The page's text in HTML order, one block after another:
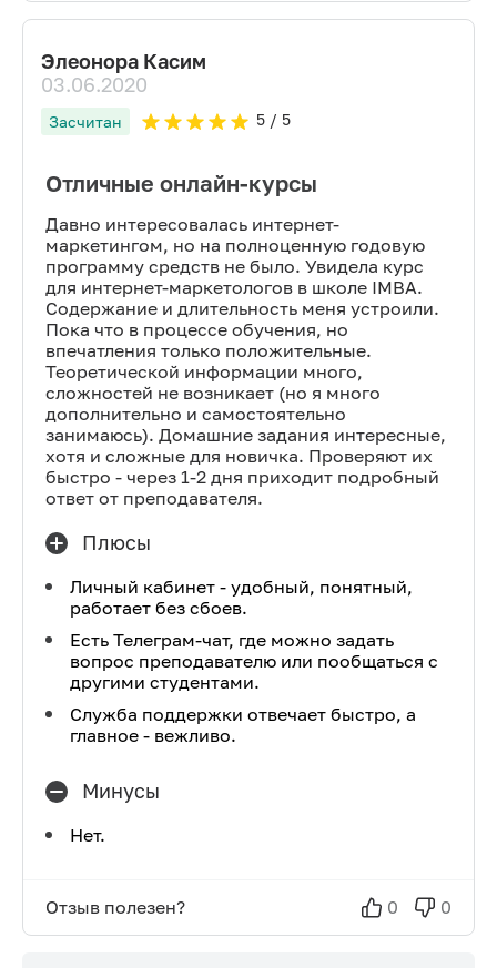
Элеонора Касим
03.06.2020
Засчитан 5/ 5
Отличные онлайн-курсы
Давно интересовалась интернет-
маркетингом, но на полноценную годовую
программу средств не было. Увидела курс
для интернет-маркетологов в школе IMBA.
Содержание и длительность меня устроили.
Пока что в процессе обучения, но
впечатления только положительные.
Теоретической информации много,
сложностей не возникает (но я много
дополнительно и самостоятельно
занимаюсь). Домашние задания интересные,
хотя и сложные для новичка. Проверяют их
быстро - через 1-2 дня приходит подробный
ответ от преподавателя.
Плюсы
Личный кабинет - удобный, понятный,
работает без сбоев.
Есть Телеграм-чат, где можно задать
вопрос преподавателю или пообщаться с
другими студентами.
Служба поддержки отвечает быстро, а
главное - вежливо.
Минусы
Нет.
Отзыв полезен? 0 0